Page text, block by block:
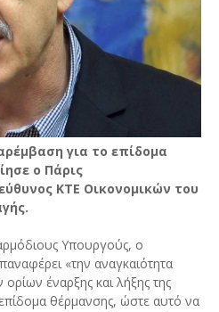
για το επίδομα
ο Πάρις
ΚΤΕ Οικονομικών του
Υπουργούς, ο
«την αναγκαιότητα
έναρξης και λήξης της
θέρμανσης, ώστε αυτό να